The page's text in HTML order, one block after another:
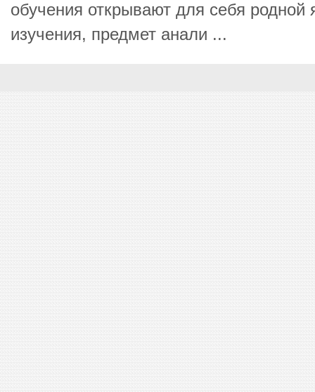
обучения открывают для себя родной
изучения, предмет анали ...